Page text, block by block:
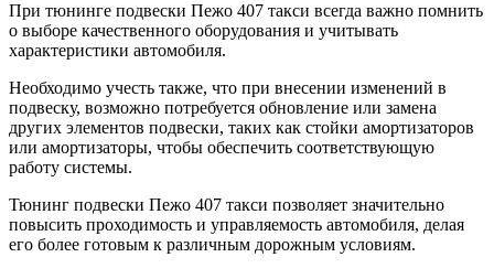
При тюнинге подвески Пежо 407 такси всегда важно помнить
о выборе качественного оборудования и учитывать
характеристики автомобиля.
Необходимо учесть также, что при внесении изменений в
подвеску, возможно потребуется обновление или замена
других элементов подвески, таких как стойки амортизаторов
или амортизаторы, чтобы обеспечить соответствующую
работу системы.
Тюнинг подвески Пежо 407 такси позволяет значительно
повысить проходимость и управляемость автомобиля, делая
его более готовым к различным дорожным условиям.